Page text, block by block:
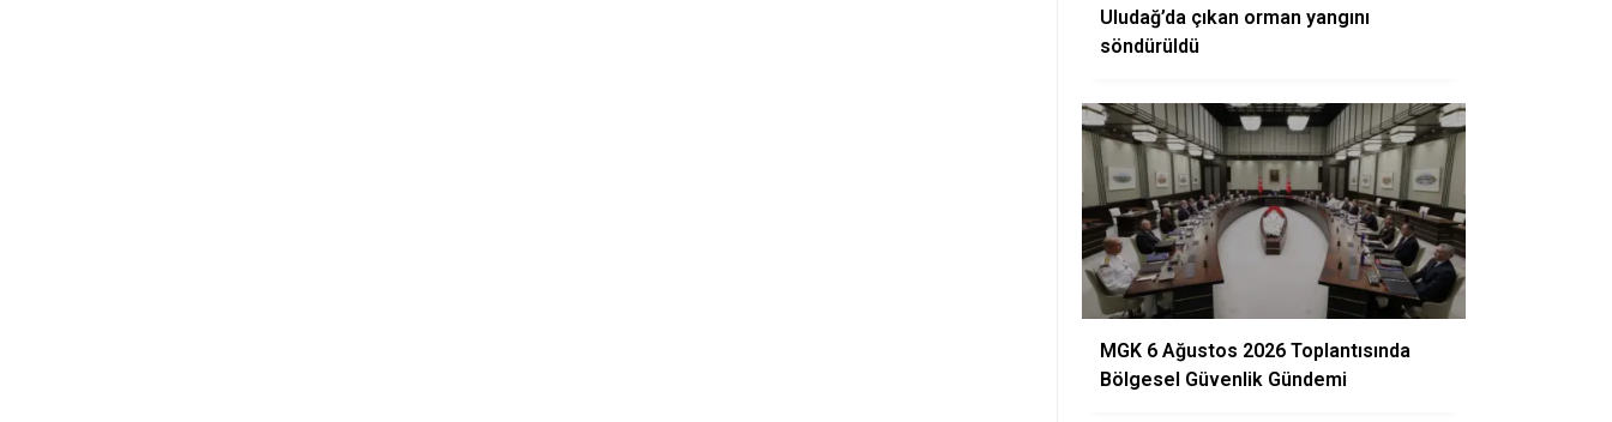
Uludağ’da çıkan orman yangını
söndürüldü
MGK 6 Ağustos 2026 Toplantısında
Bölgesel Güvenlik Gündemi